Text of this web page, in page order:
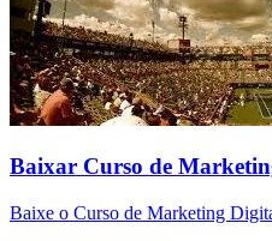
Baixar Curso de
Baixe o Curso de Marketing